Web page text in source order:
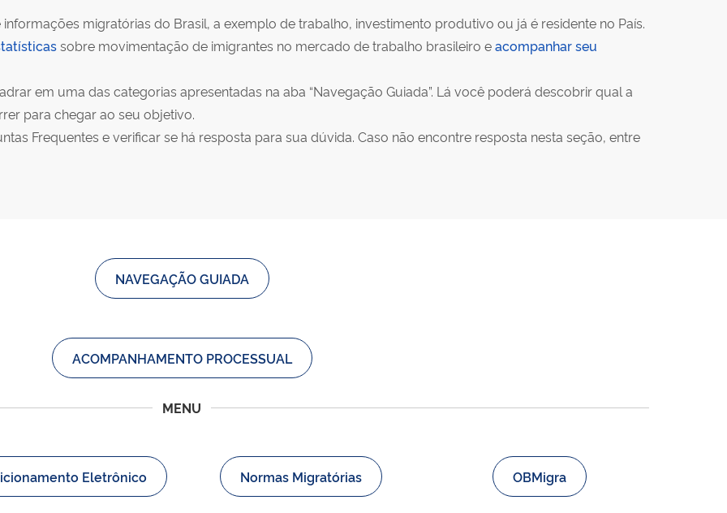
migratórias do Brasil, a exemplo de trabalho, investimento produtivo ou já é residente no País.
sobre movimentação de imigrantes no mercado de trabalho brasileiro eacompanhar seu
em uma das categorias apresentadas na aba “Navegação Guiada”. Lá você poderá descobrir qual a
para chegar ao seu objetivo.
Frequentes e verificar se há resposta para sua dúvida. Caso não encontre resposta nesta seção, entre
NAVEGAÇÃO GUIADA
ACOMPANHAMENTO PROCESSUAL
MENU
Eletrônico Normas Migratórias OBMigra